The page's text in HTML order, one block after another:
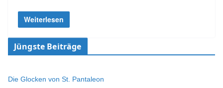
Weiterlesen
Jüngste Beiträge
Die Glocken von St. Pantaleon